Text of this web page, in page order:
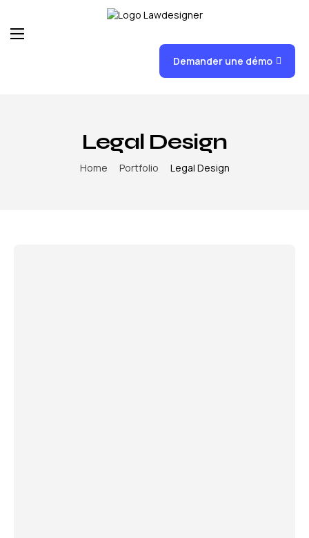
Demander une démo
Legal Design
Home Portfolio Legal Design